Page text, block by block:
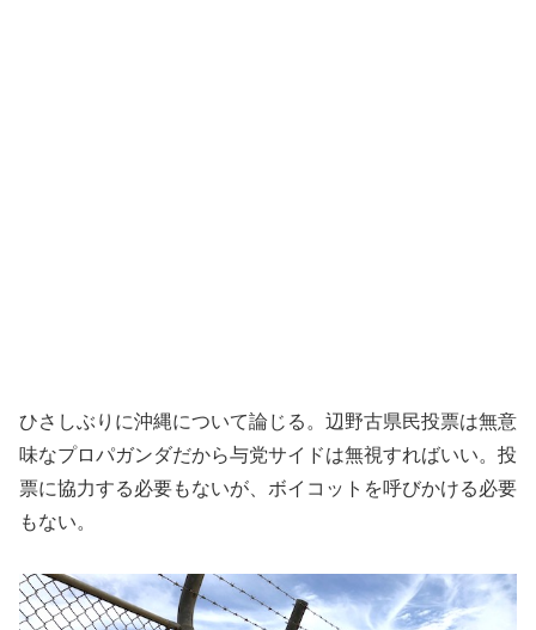
ひさしぶりに沖縄について論じる。辺野古県民投票は無意
味なプロパガンダだから与党サイドは無視すればいい。投
票に協力する必要もないが、ボイコットを呼びかける必要
もない。